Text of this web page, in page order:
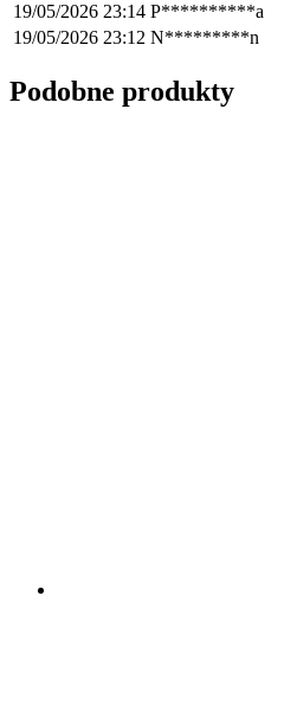
19/05/2026 23:14 P**********a
19/05/2026 23:12 N*********n
Podobne produkty